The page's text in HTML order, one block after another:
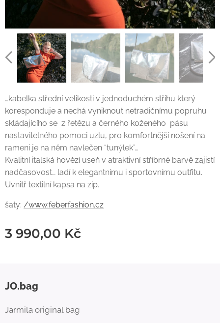
…kabelka střední velikosti v jednoduchém střihu který
koresponduje a nechá vyniknout netradičnímu popruhu
skládajícího se z řetězu a černého koženého pásu
nastavitelného pomoci uzlu, pro komfortnější nošení na
rameni je na něm navlečen “tunýlek”…
Kvalitní italská hovězí useň v atraktivní stříbrné barvě zajistí
nadčasovost… ladí k elegantnímu i sportovnímu outfitu.
Uvnitř textilní kapsa na zip.
šaty: /www.feberfashion.cz
3 990,00 Kč
JO.bag
Jarmila original bag